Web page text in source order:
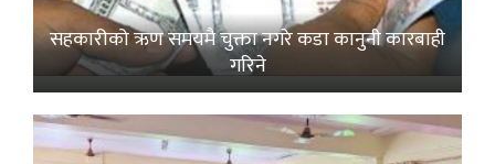
सहकारीको ऋण समयमै चुक्ता नगरे कडा कानुनी कारबाही
गरिने